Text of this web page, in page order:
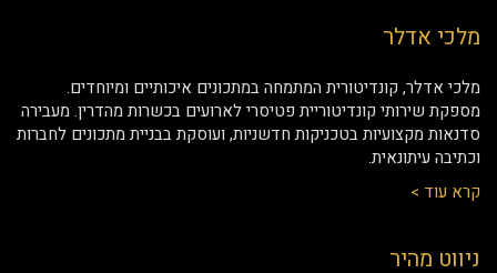
מלכי אדלר
מלכי אדלר, קונדיטורית המתמחה במתכונים איכותיים ומיוחדים.
מספקת שירותי קונדיטוריית פטיסרי לארועים בכשרות מהדרין. מעבירה
סדנאות מקצועיות בטכניקות חדשניות, ועוסקת בבניית מתכונים לחברות
וכתיבה עיתונאית.
קרא עוד >
ניווט מהיר